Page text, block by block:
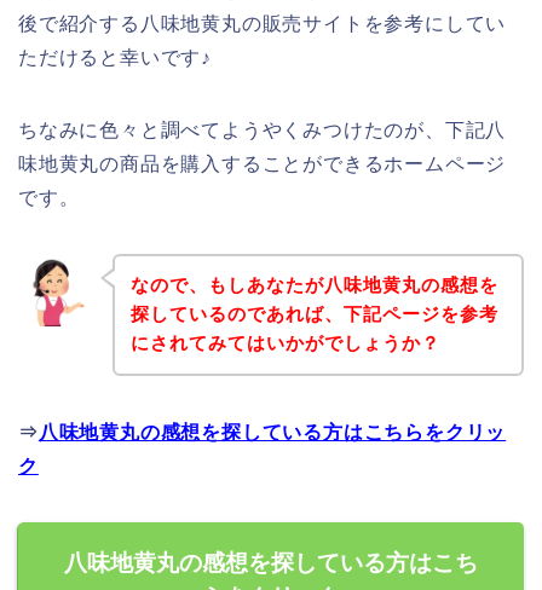
後で紹介する八味地黄丸の販売サイトを参考にしてい
ただけると幸いです♪
ちなみに色々と調べてようやくみつけたのが、下記八
味地黄丸の商品を購入することができるホームページ
です。
なので、もしあなたが八味地黄丸の感想を
探しているのであれば、下記ページを参考
にされてみてはいかがでしょうか？
⇒ 八味地黄丸の感想を探している方はこちらをクリッ
ク
八味地黄丸の感想を探している方はこち